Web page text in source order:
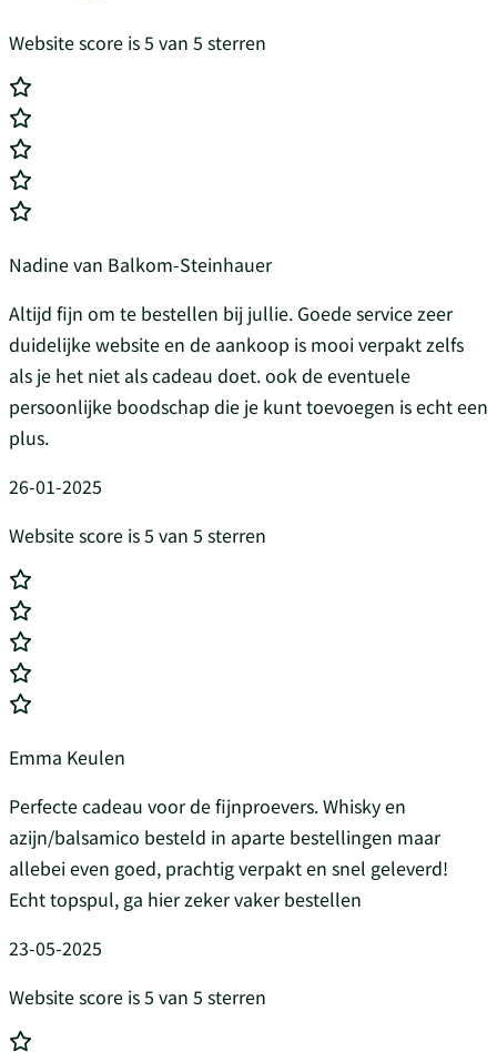
Website score is 5 van 5 sterren
Nadine van Balkom-Steinhauer
Altijd fijn om te bestellen bij jullie. Goede service zeer
duidelijke website en de aankoop is mooi verpakt zelfs
als je het niet als cadeau doet. ook de eventuele
persoonlijke boodschap die je kunt toevoegen is echt een
plus.
26-01-2025
Website score is 5 van 5 sterren
Emma Keulen
Perfecte cadeau voor de fijnproevers. Whisky en
azijn/balsamico besteld in aparte bestellingen maar
allebei even goed, prachtig verpakt en snel geleverd!
Echt topspul, ga hier zeker vaker bestellen
23-05-2025
Website score is 5 van 5 sterren